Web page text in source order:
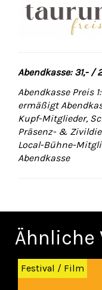
Abendkasse: 31,- /
Abendkasse Preis
ermäßigt
Kupf-Mitglieder,
Präsenz- &
Local-Bühne-
Abendkasse
Ähnliche
Zurück
Festival / Film